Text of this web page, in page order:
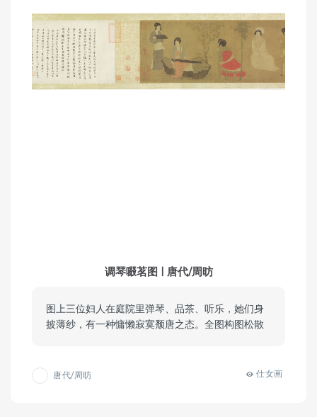
调琴啜茗图 | 唐代/周昉
图上三位妇人在庭院里弹琴、品茶、听乐，她们身
披薄纱，有一种慵懒寂寞颓唐之态。全图构图松散
唐代/周昉 仕女画